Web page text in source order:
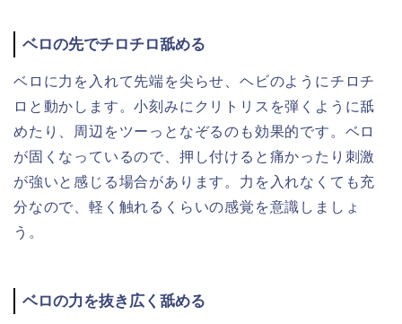
ベロの先でチロチロ舐める
ベロに力を入れて先端を尖らせ、ヘビのようにチロチ
ロと動かします。小刻みにクリトリスを弾くように舐
めたり、周辺をツーっとなぞるのも効果的です。ベロ
が固くなっているので、押し付けると痛かったり刺激
が強いと感じる場合があります。力を入れなくても充
分なので、軽く触れるくらいの感覚を意識しましょ
う。
ベロの力を抜き広く舐める